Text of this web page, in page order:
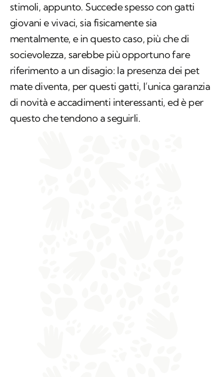
stimoli, appunto. Succede spesso con gatti
giovani e vivaci, sia fisicamente sia
mentalmente, e in questo caso, più che di
socievolezza, sarebbe più opportuno fare
riferimento a un disagio: la presenza dei pet
mate diventa, per questi gatti, l’unica garanzia
di novità e accadimenti interessanti, ed è per
questo che tendono a seguirli.